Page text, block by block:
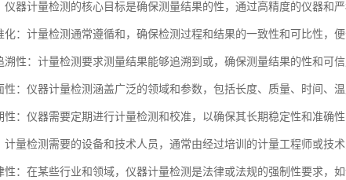
仪器计量检测的核心目标是确保测量结果的性，通过高精度的仪器和
化：计量检测通常遵循和，确保检测过程和结果的一致性和可比性，
溯性：计量检测要求测量结果能够追溯到或，确保测量结果的性和可
性：仪器计量检测涵盖广泛的领域和参数，包括长度、质量、时间、
性：仪器需要定期进行计量检测和校准，以确保其长期稳定性和准确
计量检测需要的设备和技术人员，通常由经过培训的计量工程师或技
性：在某些行业和领域，仪器计量检测是法律或法规的强制性要求，